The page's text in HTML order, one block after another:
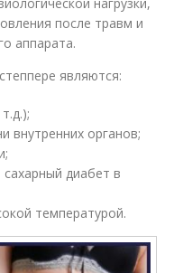
нагрузки,
после травм и
аппарата.
являются:
внутренних органов;
сахарный диабет в
температурой.